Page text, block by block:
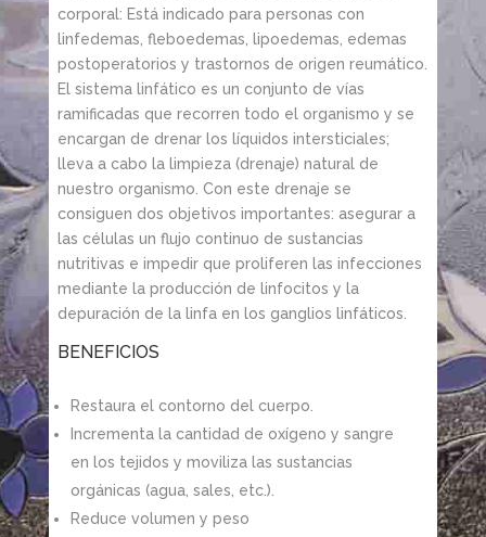
corporal: Está indicado para personas con
linfedemas, fleboedemas, lipoedemas, edemas
postoperatorios y trastornos de origen reumático.
El sistema linfático es un conjunto de vías
ramificadas que recorren todo el organismo y se
encargan de drenar los líquidos intersticiales;
lleva a cabo la limpieza (drenaje) natural de
nuestro organismo. Con este drenaje se
consiguen dos objetivos importantes: asegurar a
las células un flujo continuo de sustancias
nutritivas e impedir que proliferen las infecciones
mediante la producción de linfocitos y la
depuración de la linfa en los ganglios linfáticos.
BENEFICIOS
Restaura el contorno del cuerpo.
Incrementa la cantidad de oxígeno y sangre
en los tejidos y moviliza las sustancias
orgánicas (agua, sales, etc.).
Reduce volumen y peso